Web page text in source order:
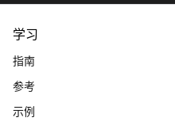
学习
指南
参考
示例